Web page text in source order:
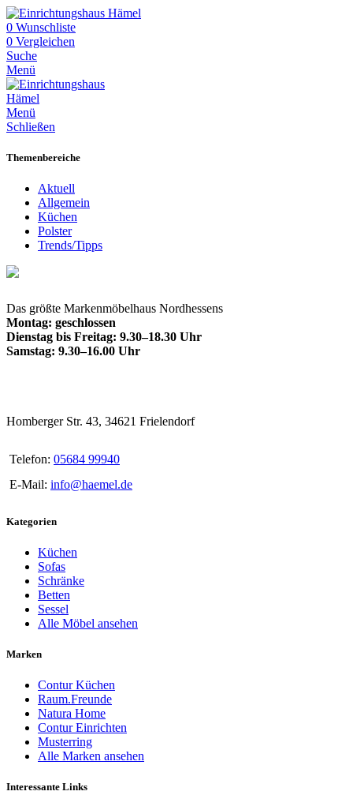
0 Wunschliste
0 Vergleichen
Suche
Menü
Menü
Schließen
Themenbereiche
Aktuell
Allgemein
Küchen
Polster
Trends/Tipps
Das größte Markenmöbelhaus Nordhessens
Montag: geschlossen
Dienstag bis Freitag: 9.30–18.30 Uhr
Samstag: 9.30–16.00 Uhr
Homberger Str. 43, 34621 Frielendorf
Telefon: 05684 99940
E-Mail: info@haemel.de
Kategorien
Küchen
Sofas
Schränke
Betten
Sessel
Alle Möbel ansehen
Marken
Contur Küchen
Raum.Freunde
Natura Home
Contur Einrichten
Musterring
Alle Marken ansehen
Interessante Links